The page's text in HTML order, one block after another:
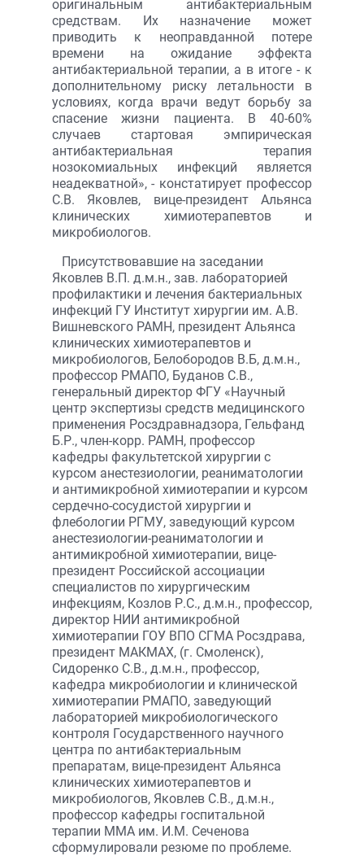
оригинальным антибактериальным
средствам. Их назначение может
приводить к неоправданной потере
времени на ожидание эффекта
антибактериальной терапии, а в итоге - к
дополнительному риску летальности в
условиях, когда врачи ведут борьбу за
спасение жизни пациента. В 40-60%
случаев стартовая эмпирическая
антибактериальная терапия
нозокомиальных инфекций является
неадекватной», - констатирует профессор
С.В. Яковлев, вице-президент Альянса
клинических химиотерапевтов и
микробиологов.
Присутствовавшие на заседании
Яковлев В.П. д.м.н., зав. лабораторией
профилактики и лечения бактериальных
инфекций ГУ Институт хирургии им. А.В.
Вишневского РАМН, президент Альянса
клинических химиотерапевтов и
микробиологов, Белобородов В.Б, д.м.н.,
профессор РМАПО, Буданов С.В.,
генеральный директор ФГУ «Научный
центр экспертизы средств медицинского
применения Росздравнадзора, Гельфанд
Б.Р., член-корр. РАМН, профессор
кафедры факультетской хирургии с
курсом анестезиологии, реаниматологии
и антимикробной химиотерапии и курсом
сердечно-сосудистой хирургии и
флебологии РГМУ, заведующий курсом
анестезиологии-реаниматологии и
антимикробной химиотерапии, вице-
президент Российской ассоциации
специалистов по хирургическим
инфекциям, Козлов Р.С., д.м.н., профессор,
директор НИИ антимикробной
химиотерапии ГОУ ВПО СГМА Росздрава,
президент МАКМАХ, (г. Смоленск),
Сидоренко С.В., д.м.н., профессор,
кафедра микробиологии и клинической
химиотерапии РМАПО, заведующий
лабораторией микробиологического
контроля Государственного научного
центра по антибактериальным
препаратам, вице-президент Альянса
клинических химиотерапевтов и
микробиологов, Яковлев С.В., д.м.н.,
профессор кафедры госпитальной
терапии ММА им. И.М. Сеченова
сформулировали резюме по проблеме.